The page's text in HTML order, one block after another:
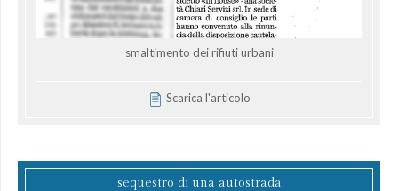
smaltimento dei rifiuti urbani
Scarica l'articolo
sequestro di una autostrada